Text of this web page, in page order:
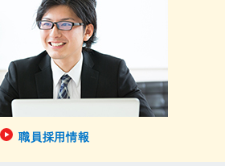
職員採用情報